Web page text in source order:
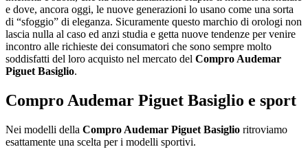
e dove, ancora oggi, le nuove generazioni lo usano come una sorta
di “sfoggio” di eleganza. Sicuramente questo marchio di orologi non
lascia nulla al caso ed anzi studia e getta nuove tendenze per venire
incontro alle richieste dei consumatori che sono sempre molto
soddisfatti del loro acquisto nel mercato del Compro Audemar
Piguet Basiglio.
Compro Audemar Piguet Basiglio e sport
Nei modelli della Compro Audemar Piguet Basiglio ritroviamo
esattamente una scelta per i modelli sportivi.